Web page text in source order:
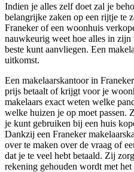
Indien je alles zelf doet zal je
belangrijke zaken op een rijtje te
Franeker of een woonhuis
nauwkeurig weet hoe alles in
beste kunt aanvliegen. Een
uitkomst.
Een makelaarskantoor in
prijs betaalt of krijgt voor je
makelaars exact weten welke
welke huizen je op moet passen.
je kunt gebruiken bij een huis
Dankzij een Franeker
over te maken over de vraag of
dat je te veel hebt betaald. Zij
rekening gehouden wordt met het